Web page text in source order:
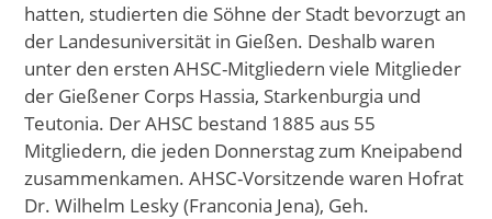
hatten, studierten die Söhne der Stadt bevorzugt an
der Landesuniversität in Gießen. Deshalb waren
unter den ersten AHSC-Mitgliedern viele Mitglieder
der Gießener Corps Hassia, Starkenburgia und
Teutonia. Der AHSC bestand 1885 aus 55
Mitgliedern, die jeden Donnerstag zum Kneipabend
zusammenkamen. AHSC-Vorsitzende waren Hofrat
Dr. Wilhelm Lesky (Franconia Jena), Geh.